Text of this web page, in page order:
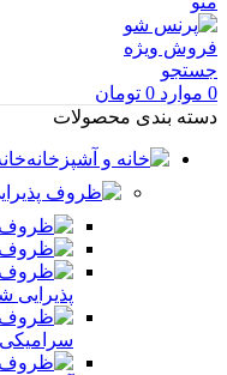
فروش ویژه
جستجو
0 موارد 0 تومان
دسته بندی محصولات
سرامیکی